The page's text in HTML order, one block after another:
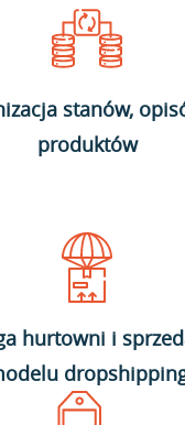
stanów,
produktów
hurtowni i